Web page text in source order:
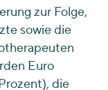
zur Folge,
sowie die
Euro
die